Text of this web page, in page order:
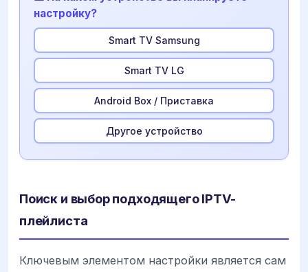
настройку?
Smart TV Samsung
Smart TV LG
Android Box / Приставка
Другое устройство
Поиск и выбор подходящего IPTV-
плейлиста
Ключевым элементом настройки является сам